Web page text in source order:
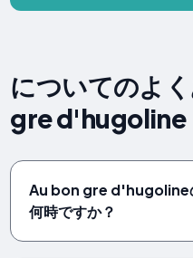
についてのよ
gre d'hugoline
Au bon gre d'hugoline
何時ですか？